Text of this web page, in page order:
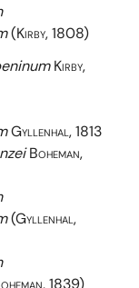
(Kirby, 1808)
Kirby,
Gyllenhal, 1813
Boheman,
(Gyllenhal,
1839)